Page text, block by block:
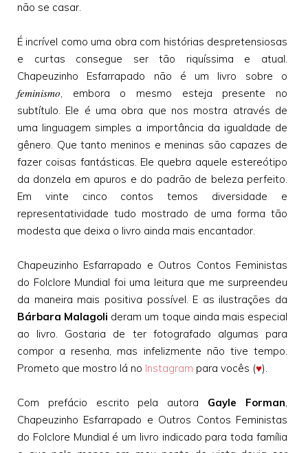
não se casar.
É incrível como uma obra com histórias despretensiosas
e curtas consegue ser tão riquíssima e atual.
Chapeuzinho Esfarrapado não é um livro sobre o
feminismo, embora o mesmo esteja presente no
subtítulo. Ele é uma obra que nos mostra através de
uma linguagem simples a importância da igualdade de
gênero. Que tanto meninos e meninas são capazes de
fazer coisas fantásticas. Ele quebra aquele estereótipo
da donzela em apuros e do padrão de beleza perfeito.
Em vinte cinco contos temos diversidade e
representatividade tudo mostrado de uma forma tão
modesta que deixa o livro ainda mais encantador.
Chapeuzinho Esfarrapado e Outros Contos Feministas
do Folclore Mundial foi uma leitura que me surpreendeu
da maneira mais positiva possível. E as ilustrações da
Bárbara Malagoli deram um toque ainda mais especial
ao livro. Gostaria de ter fotografado algumas para
compor a resenha, mas infelizmente não tive tempo.
Prometo que mostro lá no Instagram para vocês (♥).
Com prefácio escrito pela autora Gayle Forman,
Chapeuzinho Esfarrapado e Outros Contos Feministas
do Folclore Mundial é um livro indicado para toda família